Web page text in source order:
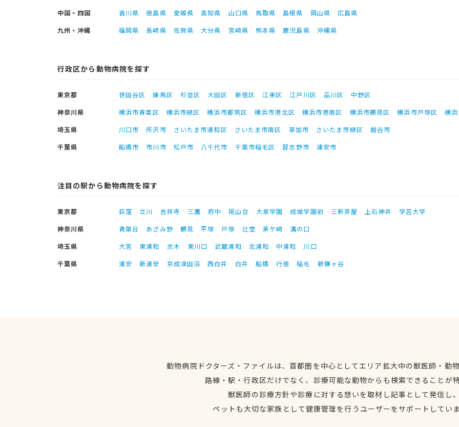
中国・四国
香川県 徳島県 愛媛県 高知県 山口県 鳥取県 島根県 岡山県
広島県
九州・沖縄
福岡県 長崎県 佐賀県 大分県 宮崎県 熊本県 鹿児島県 沖縄県
行政区から動物病院を探す
東京都 世田谷区 練馬区 杉並区 大田区 新宿区 江東区 江戸川区 品川区
中野区
神奈川県
横浜市青葉区 横浜市緑区 横浜市都筑区 横浜市港北区 横浜市港南区 横浜市鶴見区 横浜市戸塚区
横
埼玉県
川口市 所沢市 さいたま市浦和区 さいたま市南区 草加市 さいたま市緑区
越谷市
千葉県
船橋市 市川市 松戸市 八千代市 千葉市稲毛区 習志野市 浦安市
注目の駅から動物病院を探す
東京都 荻窪 立川 吉祥寺 三鷹 府中 尾山台 大泉学園 成城学園前 三軒茶屋 上石神井
学芸大学
神奈川県
青葉台 あざみ野 鶴見 平塚 戸塚 辻堂 茅ケ崎
溝の口
埼玉県
大宮 東浦和 志木 東川口 武蔵浦和 北浦和 中浦和
川口
千葉県
浦安 新浦安 京成津田沼 西白井 白井 船橋 行徳 稲毛 新鎌ヶ谷
動物病院ドクターズ・ファイルは、首都圏を中心としてエリア拡大中の獣医師・動
路線・駅・行政区だけでなく、診療可能な動物からも検索できることが
獣医師の診療方針や診療に対する想いを取材し記事として発信し
ペットも大切な家族として健康管理を行うユーザーをサポートしてい